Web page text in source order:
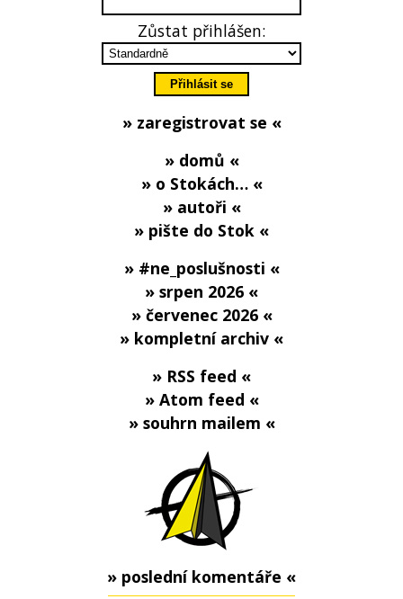
Zůstat přihlášen:
» zaregistrovat se «
» domů «
» o Stokách… «
» autoři «
» pište do Stok «
» #ne_poslušnosti «
» srpen 2026 «
» červenec 2026 «
» kompletní archiv «
» RSS feed «
» Atom feed «
» souhrn mailem «
» poslední komentáře «